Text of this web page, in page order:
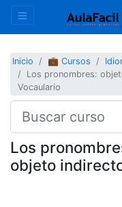
Inicio 💼 Cursos
Los pronombres:
Vocaulario
Los
objeto